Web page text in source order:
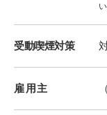
受動喫煙対策
雇用主